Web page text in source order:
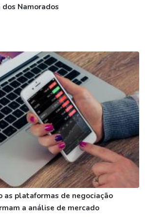
Namorados
as plataformas de negociação
a análise de mercado